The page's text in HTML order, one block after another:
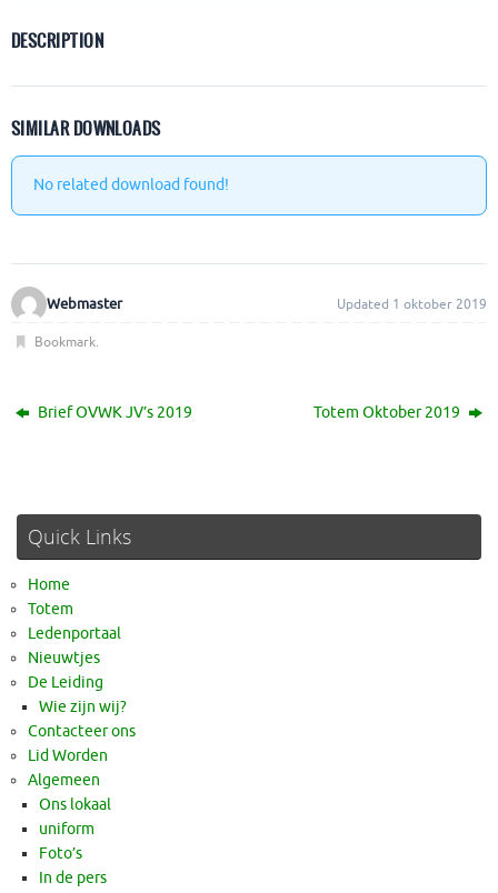
DESCRIPTION
SIMILAR DOWNLOADS
No related download found!
Webmaster Updated 1 oktober 2019
Bookmark.
Brief OVWK JV’s 2019 Totem Oktober 2019
Quick Links
Home
Totem
Ledenportaal
Nieuwtjes
De Leiding
Wie zijn wij?
Contacteer ons
Lid Worden
Algemeen
Ons lokaal
uniform
Foto’s
In de pers